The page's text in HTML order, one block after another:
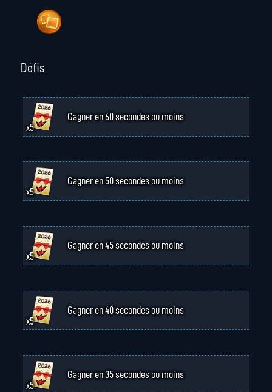
Défis
x5
Gagner en 60 secondes ou moins
x5
Gagner en 50 secondes ou moins
x5
Gagner en 45 secondes ou moins
x5
Gagner en 40 secondes ou moins
x5
Gagner en 35 secondes ou moins